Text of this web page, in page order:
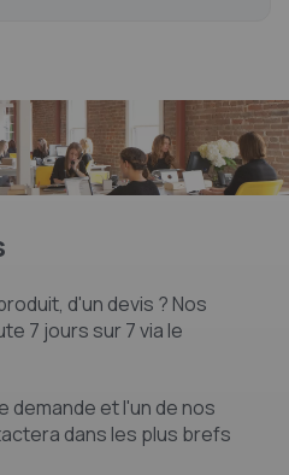
d'un devis ? Nos
7 jours sur 7 via le
demande et l'un de nos
dans les plus brefs